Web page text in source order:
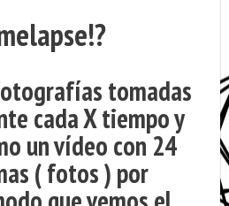
tomadas
cada X tiempo y
un vídeo con 24
( fotos ) por